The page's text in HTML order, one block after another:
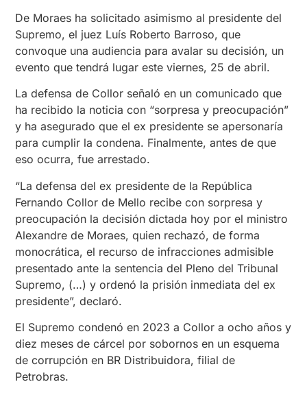
De Moraes ha solicitado asimismo al presidente del
Supremo, el juez Luís Roberto Barroso, que
convoque una audiencia para avalar su decisión, un
evento que tendrá lugar este viernes, 25 de abril.
La defensa de Collor señaló en un comunicado que
ha recibido la noticia con “sorpresa y preocupación”
y ha asegurado que el ex presidente se apersonaría
para cumplir la condena. Finalmente, antes de que
eso ocurra, fue arrestado.
“La defensa del ex presidente de la República
Fernando Collor de Mello recibe con sorpresa y
preocupación la decisión dictada hoy por el ministro
Alexandre de Moraes, quien rechazó, de forma
monocrática, el recurso de infracciones admisible
presentado ante la sentencia del Pleno del Tribunal
Supremo, (…) y ordenó la prisión inmediata del ex
presidente”, declaró.
El Supremo condenó en 2023 a Collor a ocho años y
diez meses de cárcel por sobornos en un esquema
de corrupción en BR Distribuidora, filial de
Petrobras.